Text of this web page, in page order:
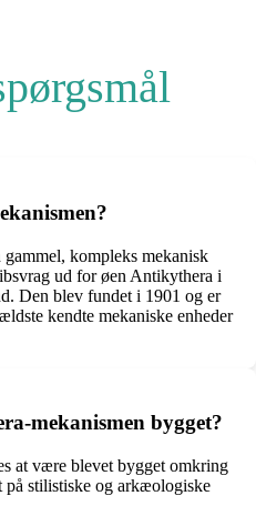
kompleks mekanisk
ud for øen Antikythera i
Den blev fundet i 1901 og er
kendte mekaniske enheder
mekanismen bygget?
at være blevet bygget omkring
på stilistiske og arkæologiske